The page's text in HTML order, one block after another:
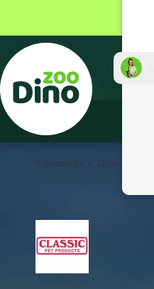
Sākumlapa Zivīm